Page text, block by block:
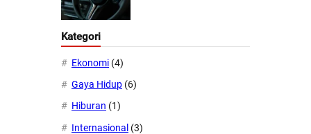
Kategori
Ekonomi (4)
Gaya Hidup (6)
Hiburan (1)
Internasional (3)